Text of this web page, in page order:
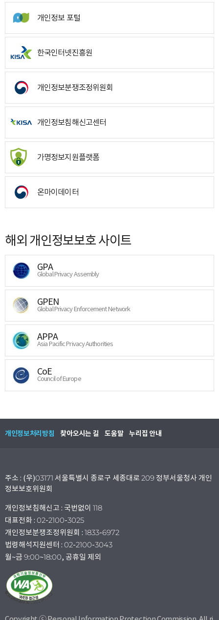
개인정보 포털
한국인터넷진흥원
개인정보분쟁조정위원회
개인정보침해신고센터
가명정보지원플랫폼
온마이데이터
해외 개인정보보호 사이트
GPA
Global Privacy Assembly
GPEN
Global Privacy Enforcement Network
APPA
Asia Pacific Privacy Authorities
CoE
Council of Europe
개인정보처리방침 찾아오시는 길 도움말 누리집 안내
주소 : (우)03171 서울특별시 종로구 세종대로 209 정부서울청사 개인
정보보호위원회
개인정보침해신고 : 국번없이 118
대표전화 : 02-2100-3025
개인정보분쟁조정위원회 : 1833-6972
법령해석지원센터 : 02-2100-3043
월~금 9:00~18:00, 공휴일 제외